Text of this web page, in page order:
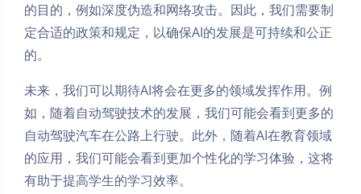
的目的，例如深度伪造和网络攻击。因此，我们需要制
定合适的政策和规定，以确保AI的发展是可持续和公正
的。
未来，我们可以期待AI将会在更多的领域发挥作用。例
如，随着自动驾驶技术的发展，我们可能会看到更多的
自动驾驶汽车在公路上行驶。此外，随着AI在教育领域
的应用，我们可能会看到更加个性化的学习体验，这将
有助于提高学生的学习效率。